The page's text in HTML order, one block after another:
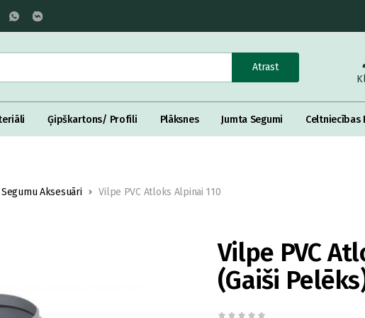
Atrast
Ģipškartons/ Profili Plāksnes Jumta Segumi Celtniecības
Segumu Aksesuāri Vilpe PVC Atloks Alpinai 110
Vilpe PVC
(Gaiši